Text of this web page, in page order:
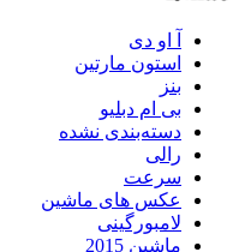
آ او دی
استون مارتین
بنز
بی ام دبلیو
دسته‌بندی نشده
رالی
سرعت
عکس های ماشین
لامبورگینی
ماشین 2015